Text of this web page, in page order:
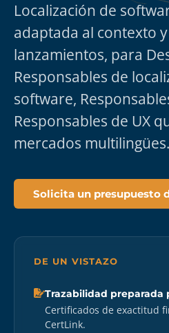
Localización de
adaptada al contexto
lanzamientos, para
Responsables de
software,
Responsables de UX
mercados multilingües.
Solicita un presupuesto
DE UN VISTAZO
Trazabilidad preparada
Certificados de exactitud
CertLink.